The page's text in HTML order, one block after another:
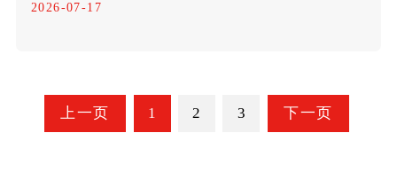
2026-07-17
上一页 1 2 3 下一页